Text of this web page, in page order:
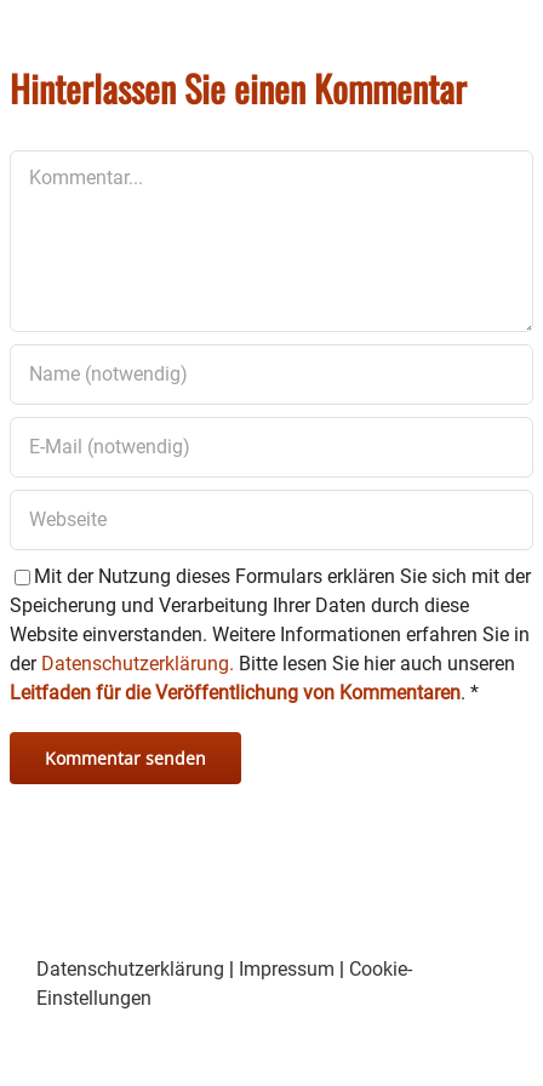
Hinterlassen Sie einen Kommentar
Mit der Nutzung dieses Formulars erklären Sie sich mit der
Speicherung und Verarbeitung Ihrer Daten durch diese
Website einverstanden. Weitere Informationen erfahren Sie in
der Datenschutzerklärung. Bitte lesen Sie hier auch unseren
Leitfaden für die Veröffentlichung von Kommentaren. *
Datenschutzerklärung | Impressum | Cookie-
Einstellungen